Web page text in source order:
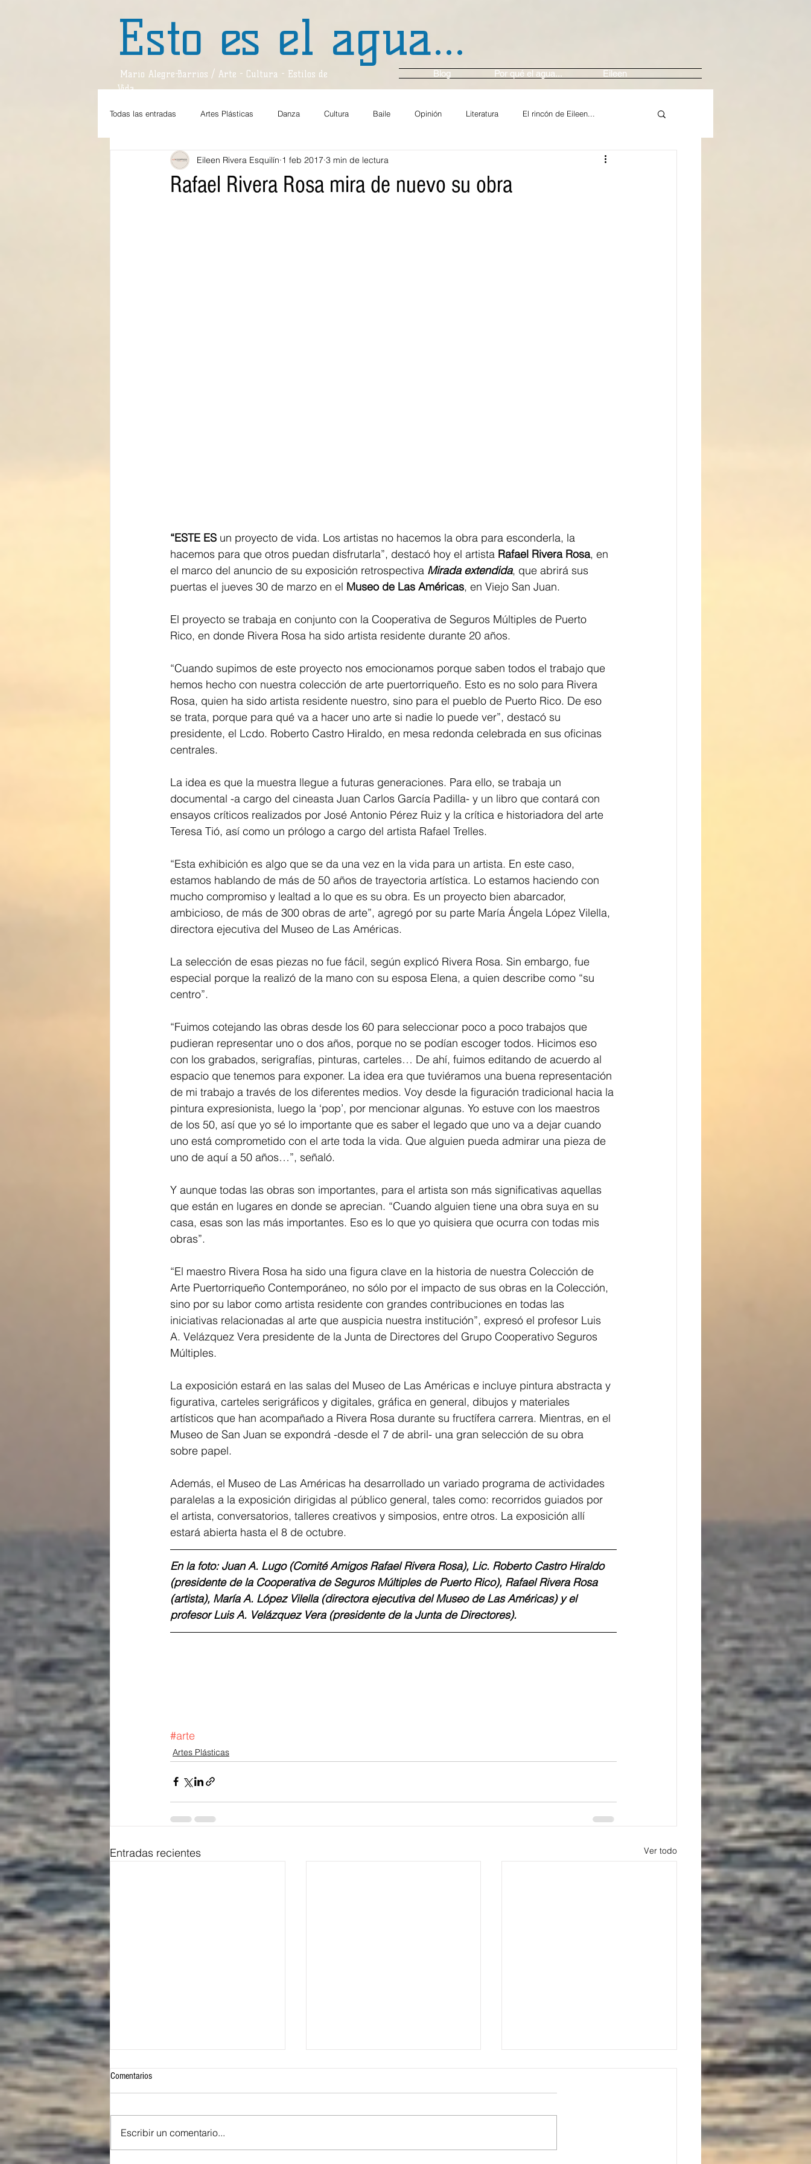
Esto es el agua...
Blog Por qué el agua... Eileen
Mario Alegre-Barrios / Arte - Cultura - Estilos de
Vida
Todas las entradas Artes Plásticas Danza Cultura Baile Opinión Literatura El rincón de Eileen...
Estilos de Vida Teatro Danza y Ballet Música En Voz Alta...
Rafael Rivera Rosa mira de nuevo su obra
Eileen Rivera Esquilín 1 feb 2017 3 min de lectura
“ESTE ES un proyecto de vida. Los artistas no hacemos la obra para esconderla, la
hacemos para que otros puedan disfrutarla”, destacó hoy el artista Rafael Rivera Rosa, en
el marco del anuncio de su exposición retrospectiva Mirada extendida, que abrirá sus
puertas el jueves 30 de marzo en el Museo de Las Américas, en Viejo San Juan.
El proyecto se trabaja en conjunto con la Cooperativa de Seguros Múltiples de Puerto
Rico, en donde Rivera Rosa ha sido artista residente durante 20 años.
“Cuando supimos de este proyecto nos emocionamos porque saben todos el trabajo que
hemos hecho con nuestra colección de arte puertorriqueño. Esto es no solo para Rivera
Rosa, quien ha sido artista residente nuestro, sino para el pueblo de Puerto Rico. De eso
se trata, porque para qué va a hacer uno arte si nadie lo puede ver”, destacó su
presidente, el Lcdo. Roberto Castro Hiraldo, en mesa redonda celebrada en sus oficinas
centrales.
La idea es que la muestra llegue a futuras generaciones. Para ello, se trabaja un
documental -a cargo del cineasta Juan Carlos García Padilla- y un libro que contará con
ensayos críticos realizados por José Antonio Pérez Ruiz y la crítica e historiadora del arte
Teresa Tió, así como un prólogo a cargo del artista Rafael Trelles.
“Esta exhibición es algo que se da una vez en la vida para un artista. En este caso,
estamos hablando de más de 50 años de trayectoria artística. Lo estamos haciendo con
mucho compromiso y lealtad a lo que es su obra. Es un proyecto bien abarcador,
ambicioso, de más de 300 obras de arte”, agregó por su parte María Ángela López Vilella,
directora ejecutiva del Museo de Las Américas.
La selección de esas piezas no fue fácil, según explicó Rivera Rosa. Sin embargo, fue
especial porque la realizó de la mano con su esposa Elena, a quien describe como “su
centro”.
“Fuimos cotejando las obras desde los 60 para seleccionar poco a poco trabajos que
pudieran representar uno o dos años, porque no se podían escoger todos. Hicimos eso
con los grabados, serigrafías, pinturas, carteles… De ahí, fuimos editando de acuerdo al
espacio que tenemos para exponer. La idea era que tuviéramos una buena representación
de mi trabajo a través de los diferentes medios. Voy desde la figuración tradicional hacia la
pintura expresionista, luego la ‘pop’, por mencionar algunas. Yo estuve con los maestros
de los 50, así que yo sé lo importante que es saber el legado que uno va a dejar cuando
uno está comprometido con el arte toda la vida. Que alguien pueda admirar una pieza de
uno de aquí a 50 años…”, señaló.
Y aunque todas las obras son importantes, para el artista son más significativas aquellas
que están en lugares en donde se aprecian. “Cuando alguien tiene una obra suya en su
casa, esas son las más importantes. Eso es lo que yo quisiera que ocurra con todas mis
obras”.
“El maestro Rivera Rosa ha sido una figura clave en la historia de nuestra Colección de
Arte Puertorriqueño Contemporáneo, no sólo por el impacto de sus obras en la Colección,
sino por su labor como artista residente con grandes contribuciones en todas las
iniciativas relacionadas al arte que auspicia nuestra institución”, expresó el profesor Luis
A. Velázquez Vera presidente de la Junta de Directores del Grupo Cooperativo Seguros
Múltiples.
La exposición estará en las salas del Museo de Las Américas e incluye pintura abstracta y
figurativa, carteles serigráficos y digitales, gráfica en general, dibujos y materiales
artísticos que han acompañado a Rivera Rosa durante su fructífera carrera. Mientras, en el
Museo de San Juan se expondrá -desde el 7 de abril- una gran selección de su obra
sobre papel.
Además, el Museo de Las Américas ha desarrollado un variado programa de actividades
paralelas a la exposición dirigidas al público general, tales como: recorridos guiados por
el artista, conversatorios, talleres creativos y simposios, entre otros. La exposición allí
estará abierta hasta el 8 de octubre.
En la foto: Juan A. Lugo (Comité Amigos Rafael Rivera Rosa), Lic. Roberto Castro Hiraldo
(presidente de la Cooperativa de Seguros Múltiples de Puerto Rico), Rafael Rivera Rosa
(artista), María A. López Vilella (directora ejecutiva del Museo de Las Américas) y el
profesor Luis A. Velázquez Vera (presidente de la Junta de Directores).
#arte
Artes Plásticas
Entradas recientes Ver todo
Comentarios
Escribir un comentario...